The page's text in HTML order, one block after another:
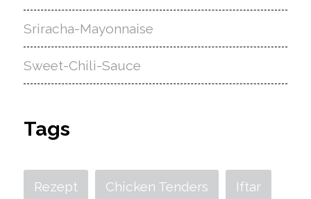
Sriracha-Mayonnaise
Sweet-Chili-Sauce
Tags
Rezept Chicken Tenders Iftar